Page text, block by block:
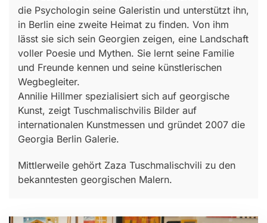
die Psychologin seine Galeristin und unterstützt ihn,
in Berlin eine zweite Heimat zu finden. Von ihm
lässt sie sich sein Georgien zeigen, eine Landschaft
voller Poesie und Mythen. Sie lernt seine Familie
und Freunde kennen und seine künstlerischen
Wegbegleiter.
Annilie Hillmer spezialisiert sich auf georgische
Kunst, zeigt Tuschmalischvilis Bilder auf
internationalen Kunstmessen und gründet 2007 die
Georgia Berlin Galerie.
Mittlerweile gehört Zaza Tuschmalischvili zu den
bekanntesten georgischen Malern.